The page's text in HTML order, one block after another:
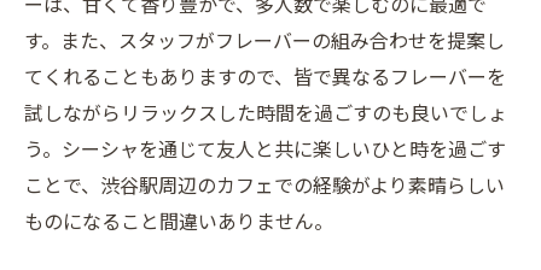
す。また、スタッフがフレーバーの組み合わせを提案し
てくれることもありますので、皆で異なるフレーバーを
試しながらリラックスした時間を過ごすのも良いでしょ
う。シーシャを通じて友人と共に楽しいひと時を過ごす
ことで、渋谷駅周辺のカフェでの経験がより素晴らしい
ものになること間違いありません。